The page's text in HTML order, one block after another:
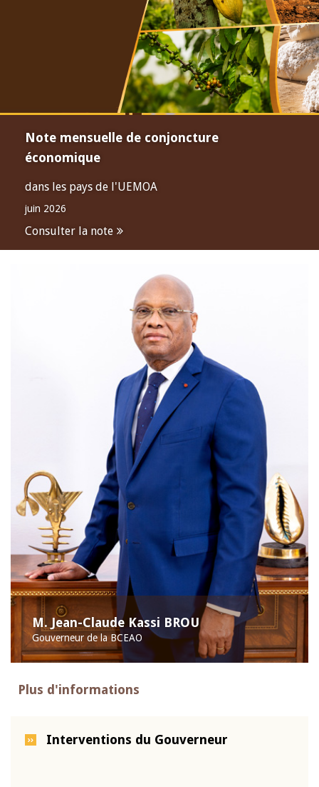
Note mensuelle de conjoncture
économique
dans les pays de l'UEMOA
juin 2026
Consulter la note
M. Jean-Claude Kassi BROU
Gouverneur de la BCEAO
Plus d'informations
Interventions du Gouverneur